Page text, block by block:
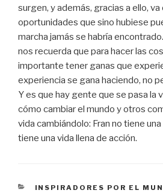
surgen, y además, gracias a ello,
oportunidades que sino hubiese
marcha jamás se habría
nos recuerda que para hacer las
importante tener ganas que
experiencia se gana haciendo, no
Y es que hay gente que se pasa la
cómo cambiar el mundo y otros
vida cambiándolo: Fran no tiene
tiene una vida llena de acción.
CATEGORÍAS
INSPIRADORES POR EL